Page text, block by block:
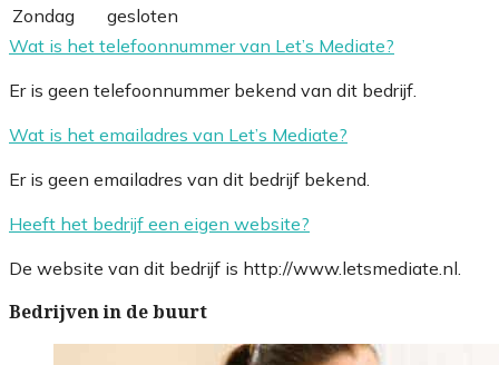
Zondag
gesloten
Wat is het telefoonnummer van Let’s Mediate?
Er is geen telefoonnummer bekend van dit bedrijf.
Wat is het emailadres van Let’s Mediate?
Er is geen emailadres van dit bedrijf bekend.
Heeft het bedrijf een eigen website?
De website van dit bedrijf is http://www.letsmediate.nl.
Bedrijven in de buurt